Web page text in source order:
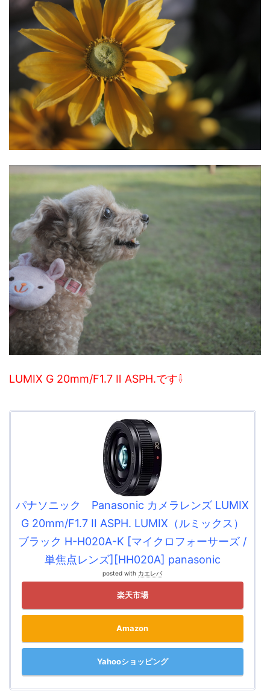
LUMIX G 20mm/F1.7 Ⅱ ASPH.です⇩
パナソニック Panasonic カメラレンズ LUMIX
G 20mm/F1.7 II ASPH. LUMIX（ルミックス）
ブラック H-H020A-K [マイクロフォーサーズ /
単焦点レンズ][HH020A] panasonic
posted with カエレバ
楽天市場
Amazon
Yahooショッピング